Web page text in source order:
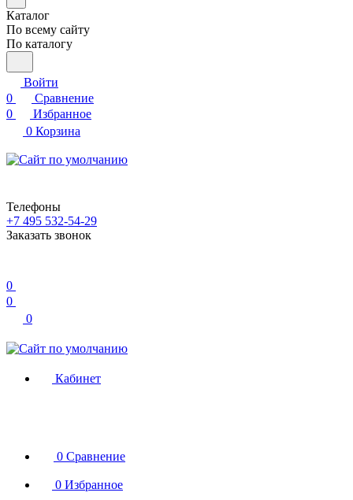
Каталог
По всему сайту
По каталогу
Войти
0
Сравнение
0
Избранное
0 Корзина
Телефоны
+7 495 532-54-29
Заказать звонок
0
0
0
Кабинет
0 Сравнение
0 Избранное